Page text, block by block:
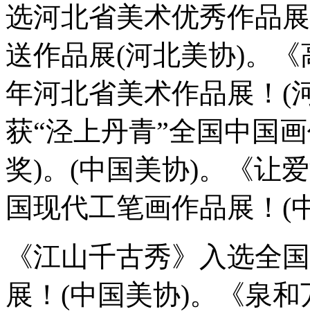
选河北省美术优秀作品
送作品展(河北美协)。
年河北省美术作品展！(
获“泾上丹青”全国中国
奖)。(中国美协)。《让
国现代工笔画作品展！(
《江山千古秀》入选全
展！(中国美协)。《泉